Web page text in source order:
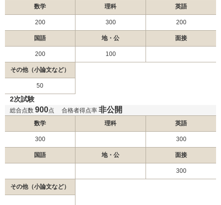
2月2日
福岡大学 一般
日本医科大学 グローバル特別選抜（前期）
日本医科大学 一般（前期地域枠）
日本医科大学 地域医療枠（前期）
国際医療福祉大学 一般前期
2月3日
東海大学 一般入試
金沢医科大学 一般前期
順天堂大学 研究医特別選抜
順天堂大学 地域枠選抜
順天堂大学 共通テスト・一般独自併用
順天堂大学 一般 (A方式)
自治医科大学 一般
数学 理科 英語
200 300 200
国語 地・公 面接
200 100
その他（小論文など）
50
2次試験
総合点数 900点 合格者得点率 非公開
数学 理科 英語
300 300
国語 地・公 面接
300
その他（小論文など）